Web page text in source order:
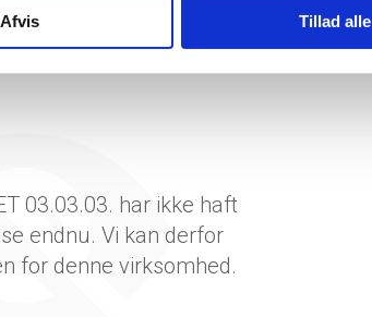
Afvis Tillad alle
03.03.03. har ikke haft
endnu. Vi kan derfor
for denne virksomhed.